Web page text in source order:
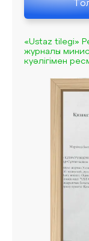
«Ustaz tilegi»
журналы
куәлігімен